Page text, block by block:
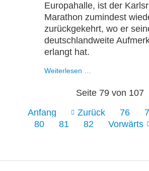
Europahalle, ist der
Marathon zumindest
zurückgekehrt, wo er
deutschlandweite
erlangt hat.
Weiterlesen …
the
Roots
Seite 79 von 107
Anfang
Zurück 76
80
81 82 Vorwärts